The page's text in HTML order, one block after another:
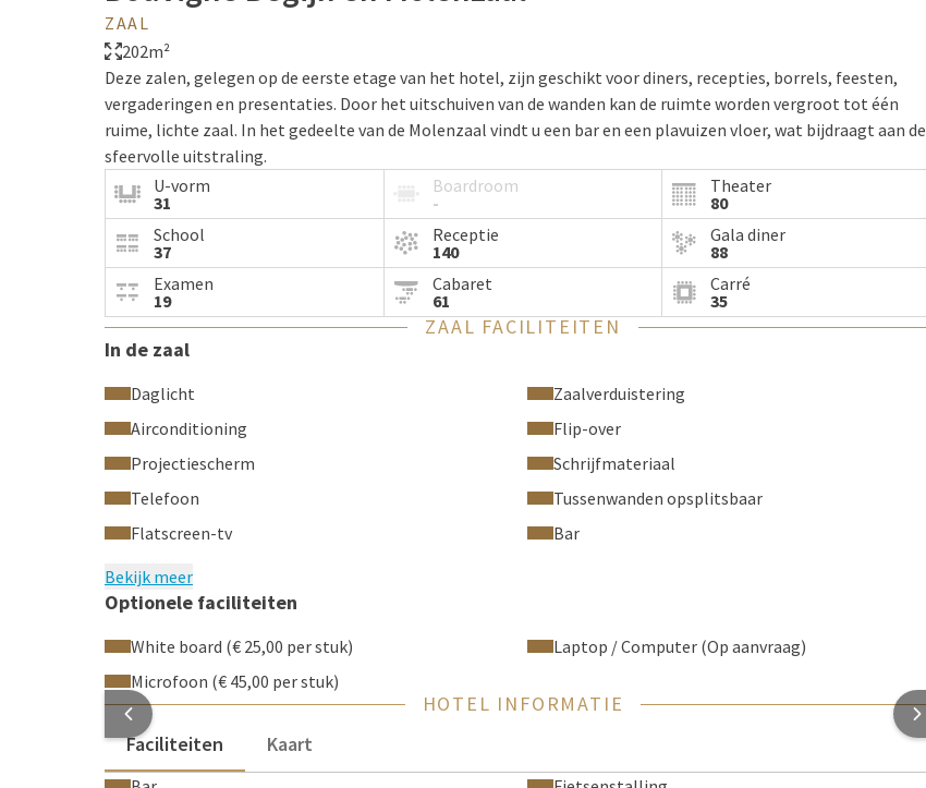
ZAAL
202m²
Deze zalen, gelegen op de eerste etage van het hotel, zijn geschikt voor diners, recepties, borrels, feesten,
vergaderingen en presentaties. Door het uitschuiven van de wanden kan de ruimte worden vergroot tot één
ruime, lichte zaal. In het gedeelte van de Molenzaal vindt u een bar en een plavuizen vloer, wat bijdraagt aan de
sfeervolle uitstraling.
De zaal is uitgerust met een
en een telefoon, en alle opstellingen zijn mogelijk. Al onze zalen
kunnen volledig verduisterd worden en zijn voorzien van climate control en draadloos internet.
Let op: het terras is helaas niet rolstoeltoegankelijk.
U-vorm
31
Boardroom
-
Theater
80
School
37
Receptie
140
Gala diner
88
Examen
19
Cabaret
61
Carré
35
ZAAL FACILITEITEN
In de zaal
Daglicht
Zaalverduistering
Airconditioning
Flip-over
Projectiescherm
Schrijfmateriaal
Telefoon
Tussenwanden opsplitsbaar
Flatscreen-tv
Bar
Bekijk meer
Optionele faciliteiten
White board (€ 25,00 per stuk)
Laptop / Computer (Op aanvraag)
Microfoon (€ 45,00 per stuk)
HOTEL INFORMATIE
Faciliteiten
Kaart